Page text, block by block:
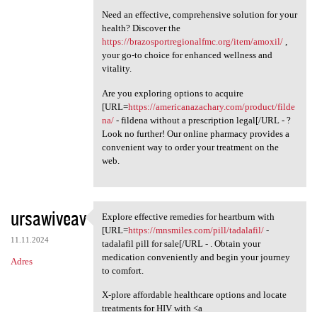
Need an effective, comprehensive solution for your
health? Discover the
https://brazosportregionalfmc.org/item/amoxil/,
your go-to choice for enhanced wellness and
vitality.
Are you exploring options to acquire
[URL=https://americanazachary.com/product/filde
na/- fildena without a prescription legal[/URL - ?
Look no further! Our online pharmacy provides a
convenient way to order your treatment on the
web.
ursawiveav
11.11.2024
Adres
Explore effective remedies
Explore effective remedies for heartburn with
[URL=https://mnsmiles.com/pill/tadalafil/-
tadalafil pill for sale[/URL - . Obtain your
medication conveniently and begin your journey
to comfort.
X-plore affordable healthcare options and locate
treatments for HIV with <a